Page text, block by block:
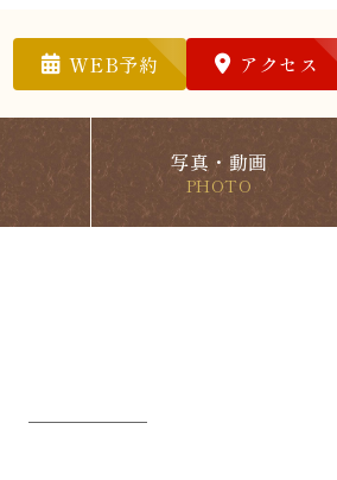
写真・動画
PHOTO
WEB予約 アクセス